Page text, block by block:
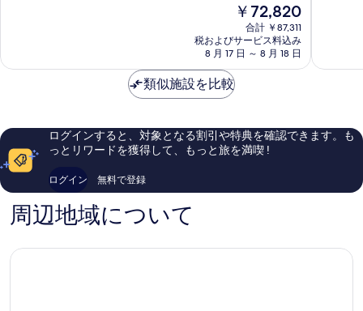
示シ
ー
マ
リ
ベ
イ
素
い、
コ
ミ
件
の
コ
現
の
料
金
は
￥72,820
￥72,820
合計 ￥87,311
税およびサービス料込み
8 月 17 日 ～ 8 月 18 日
ル
ナ
ベ
素
い、
口
口
類似施設を比較
ログインすると、対象となる割引や特典を確認できます。も
っとリワードを獲得して、もっと旅を満喫 !
ログイン 無料で登録
周辺地域について